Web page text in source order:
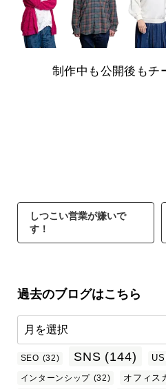
制作中も公開後もチ
しつこい営業が嫌いで
す！
過去のブログはこちら
SEO (32) SNS (144)
インターンシップ (32) オフィス